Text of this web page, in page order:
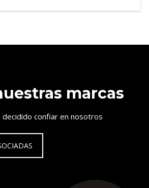
marcas
decidido confiar en nosotros